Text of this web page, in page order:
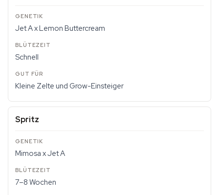
Jet A x Lemon Buttercream
Schnell
Kleine Zelte und Grow-Einsteiger
Spritz
Mimosa x Jet A
7–8 Wochen